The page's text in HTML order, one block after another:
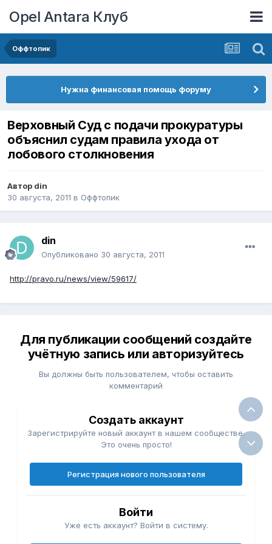
Opel Antara Клуб
Оффтопик
Нужна финансовая помощь форуму
Верховный Суд с подачи прокуратуры
объяснил судам правила ухода от
лобового столкновения
Автор din
30 августа, 2011 в Оффтопик
din
Опубликовано 30 августа, 2011
http://pravo.ru/news/view/59617/
Для публикации сообщений создайте
учётную запись или авторизуйтесь
Вы должны быть пользователем, чтобы оставить
комментарий
Создать аккаунт
Зарегистрируйте новый аккаунт в нашем сообществе.
Это очень просто!
Регистрация нового пользователя
Войти
Уже есть аккаунт? Войти в систему.